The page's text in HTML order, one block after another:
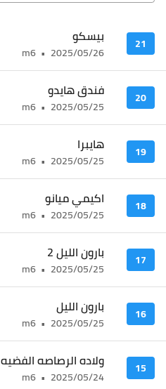
21 بيسكو
2025/05/26
•
m6
20 فندق هايدو
2025/05/25
•
m6
19 هايبرا
2025/05/25
•
m6
18 اكيمي ميانو
2025/05/25
•
m6
17 بارون الليل 2
2025/05/25
•
m6
16 بارون الليل
2025/05/25
•
m6
15 ولاده الرصاصه الفضيه
2025/05/24
•
m6